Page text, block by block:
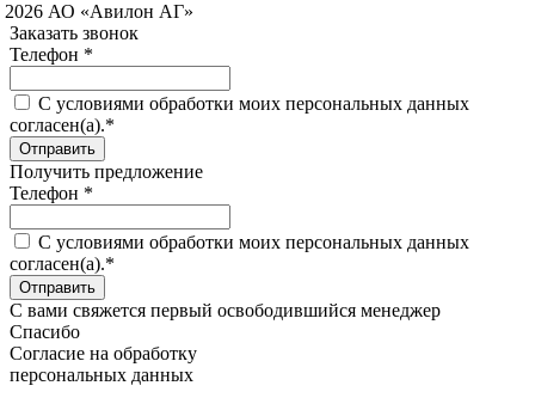
АО «Авилон АГ»
Заказать звонок
Телефон *
C условиями обработки моих персональных данных
согласен(а).*
Получить предложение
Телефон *
C условиями обработки моих персональных данных
согласен(а).*
С вами свяжется первый освободившийся менеджер
Спасибо
Согласие на обработку
персональных данных